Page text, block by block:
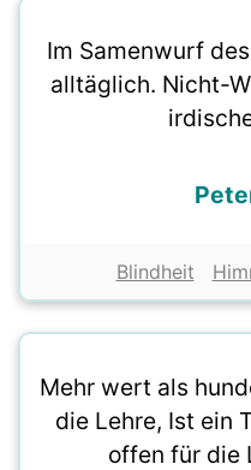
Im Samenwurf
alltäglich. Nicht-
Blindheit
Mehr wert als
die Lehre, Ist ein
offen für die